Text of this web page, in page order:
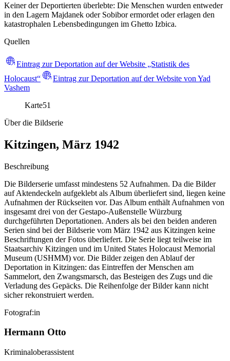
Keiner der Deportierten überlebte: Die Menschen wurden entweder
in den Lagern Majdanek oder Sobibor ermordet oder erlagen den
katastrophalen Lebensbedingungen im Ghetto Izbica.
Quellen
Eintrag zur Deportation auf der Website „Statistik des
Holocaust“
Eintrag zur Deportation auf der Website von Yad
Vashem
Karte51
Über die Bildserie
Kitzingen, März 1942
Beschreibung
Die Bilderserie umfasst mindestens 52 Aufnahmen. Da die Bilder
auf Aktendeckeln aufgeklebt als Album überliefert sind, liegen keine
Aufnahmen der Rückseiten vor. Das Album enthält Aufnahmen von
insgesamt drei von der Gestapo-Außenstelle Würzburg
durchgeführten Deportationen. Anders als bei den beiden anderen
Serien sind bei der Bildserie vom März 1942 aus Kitzingen keine
Beschriftungen der Fotos überliefert. Die Serie liegt teilweise im
Staatsarchiv Kitzingen und im United States Holocaust Memorial
Museum (USHMM) vor. Die Bilder zeigen den Ablauf der
Deportation in Kitzingen: das Eintreffen der Menschen am
Sammelort, den Zwangsmarsch, das Besteigen des Zugs und die
Verladung des Gepäcks. Die Reihenfolge der Bilder kann nicht
sicher rekonstruiert werden.
Fotograf:in
Hermann Otto
Kriminaloberassistent